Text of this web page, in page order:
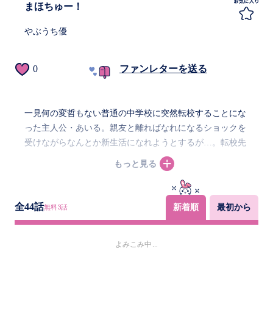
まほちゅー！
やぶうち優
0 ファンレターを送る
一見何の変哲もない普通の中学校に突然転校することにな
った主人公・あいる。親友と離ればなれになるショックを
受けながらなんとか新生活になれようとするが…。転校先
の真秀等場（まほらば）学園は、”マホ”とよばれる魔法の
ような特殊能力の持ち主が集まる学校だった…！風を操る
能力、相手の心を読む能力、瞬間移動の能力、様々な能力
が飛び交う中、主人公・あいるの能力はいったいなんなの
もっと見る
全44話無料3話 新着順 最初から
よみこみ中...